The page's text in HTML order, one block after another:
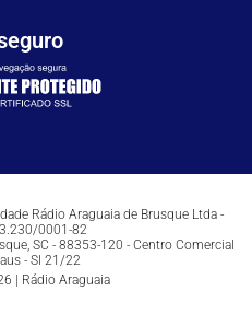
Rádio Araguaia de Brusque Ltda -
0001-82
SC - 88353-120 - Centro Comercial
- Sl 21/22
| Rádio Araguaia